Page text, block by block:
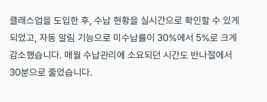
클래스업을 도입한 후, 수납 현황을 실시간으로 확인할 수 있게
되었고, 자동 알림 기능으로 미수납률이 30%에서 5%로 크게
감소했습니다. 매월 수납관리에 소요되던 시간도 반나절에서
30분으로 줄었습니다.